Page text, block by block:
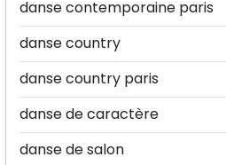
danse contemporaine paris
danse country
danse country paris
danse de caractère
danse de salon